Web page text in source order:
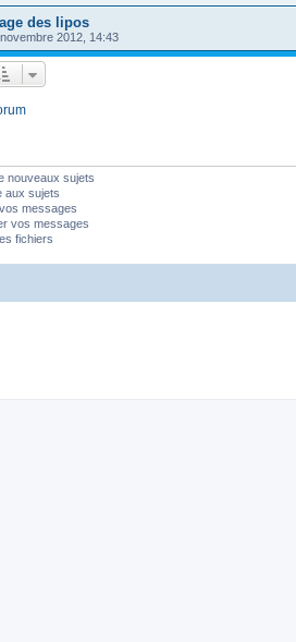
des lipos
2012, 14:43
nouveaux sujets
aux sujets
messages
vos messages
fichiers